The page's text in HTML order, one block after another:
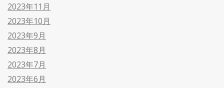
2023年11月
2023年10月
2023年9月
2023年8月
2023年7月
2023年6月